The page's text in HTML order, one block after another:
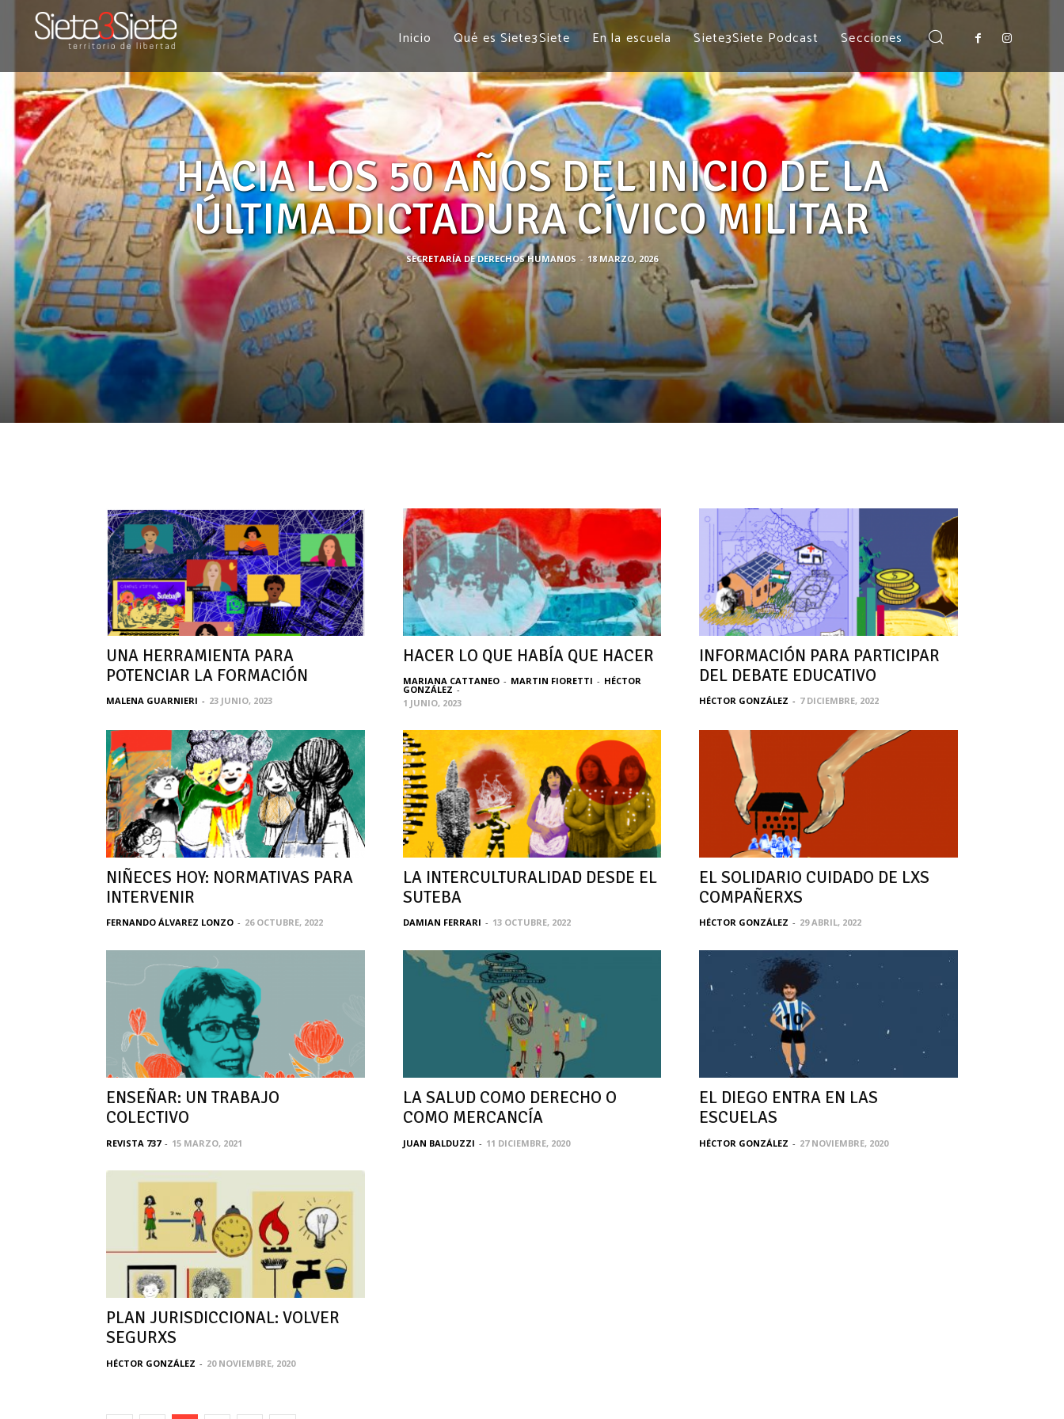
Inicio Qué es Siete3Siete En la escuela Siete3Siete Podcast Secciones
SUTEBA
MÁS RECIENTES
HACIA LOS 50 AÑOS DEL INICIO DE LA
ÚLTIMA DICTADURA CÍVICO MILITAR
SECRETARÍA DE DERECHOS HUMANOS - 18 MARZO, 2026
UNA HERRAMIENTA PARA
POTENCIAR LA FORMACIÓN
MALENA GUARNIERI - 23 JUNIO, 2023
HACER LO QUE HABÍA QUE HACER
MARIANA CATTANEO - MARTIN FIORETTI - HÉCTOR
GONZÁLEZ -
1 JUNIO, 2023
INFORMACIÓN PARA PARTICIPAR
DEL DEBATE EDUCATIVO
HÉCTOR GONZÁLEZ - 7 DICIEMBRE, 2022
NIÑECES HOY: NORMATIVAS PARA
INTERVENIR
FERNANDO ÁLVAREZ LONZO - 26 OCTUBRE, 2022
LA INTERCULTURALIDAD DESDE EL
SUTEBA
DAMIAN FERRARI - 13 OCTUBRE, 2022
EL SOLIDARIO CUIDADO DE LXS
COMPAÑERXS
HÉCTOR GONZÁLEZ - 29 ABRIL, 2022
ENSEÑAR: UN TRABAJO
COLECTIVO
REVISTA 737 - 15 MARZO, 2021
LA SALUD COMO DERECHO O
COMO MERCANCÍA
JUAN BALDUZZI - 11 DICIEMBRE, 2020
EL DIEGO ENTRA EN LAS
ESCUELAS
HÉCTOR GONZÁLEZ - 27 NOVIEMBRE, 2020
PLAN JURISDICCIONAL: VOLVER
SEGURXS
HÉCTOR GONZÁLEZ - 20 NOVIEMBRE, 2020